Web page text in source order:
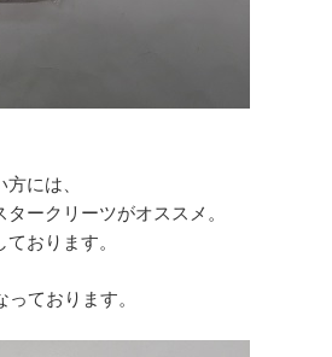
には、
ークリーツがオススメ。
おります。
ております。